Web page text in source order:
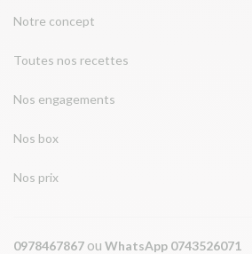
Notre concept
Toutes nos recettes
Nos engagements
Nos box
Nos prix
0978467867 ou WhatsApp 0743526071